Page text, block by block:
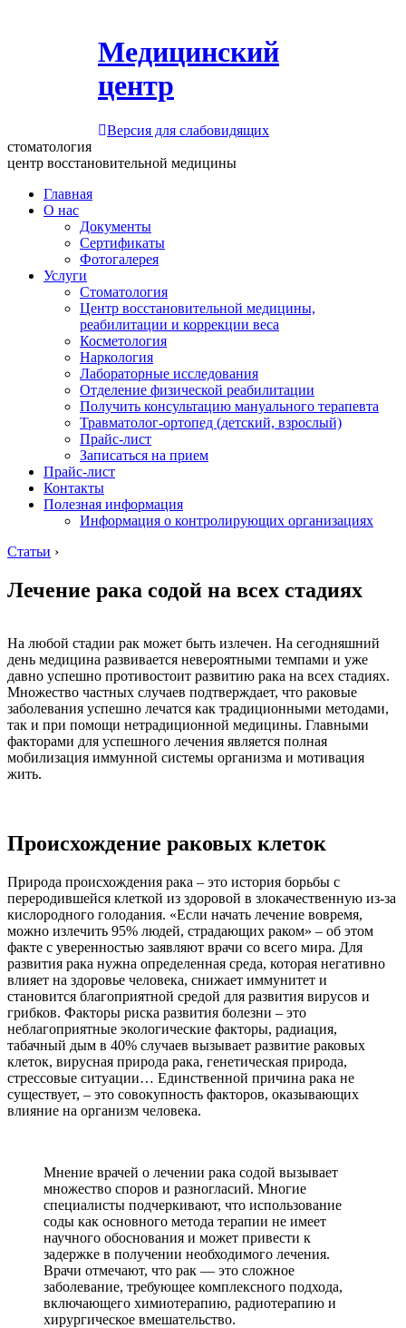
Медицинский
центр
Версия для слабовидящих
стоматология
центр восстановительной медицины
Главная
О нас
Документы
Сертификаты
Фотогалерея
Услуги
Стоматология
Центр восстановительной медицины,
реабилитации и коррекции веса
Косметология
Наркология
Лабораторные исследования
Отделение физической реабилитации
Получить консультацию мануального терапевта
Травматолог-ортопед (детский, взрослый)
Прайс-лист
Записаться на прием
Прайс-лист
Контакты
Полезная информация
Информация о контролирующих организациях
Статьи ›
Лечение рака содой на всех стадиях
На любой стадии рак может быть излечен. На сегодняшний
день медицина развивается невероятными темпами и уже
давно успешно противостоит развитию рака на всех стадиях.
Множество частных случаев подтверждает, что раковые
заболевания успешно лечатся как традиционными методами,
так и при помощи нетрадиционной медицины. Главными
факторами для успешного лечения является полная
мобилизация иммунной системы организма и мотивация
жить.
Происхождение раковых клеток
Природа происхождения рака – это история борьбы с
переродившейся клеткой из здоровой в злокачественную из-за
кислородного голодания. «Если начать лечение вовремя,
можно излечить 95% людей, страдающих раком» – об этом
факте с уверенностью заявляют врачи со всего мира. Для
развития рака нужна определенная среда, которая негативно
влияет на здоровье человека, снижает иммунитет и
становится благоприятной средой для развития вирусов и
грибков. Факторы риска развития болезни – это
неблагоприятные экологические факторы, радиация,
табачный дым в 40% случаев вызывает развитие раковых
клеток, вирусная природа рака, генетическая природа,
стрессовые ситуации… Единственной причина рака не
существует, – это совокупность факторов, оказывающих
влияние на организм человека.
Мнение врачей о лечении рака содой вызывает
множество споров и разногласий. Многие
специалисты подчеркивают, что использование
соды как основного метода терапии не имеет
научного обоснования и может привести к
задержке в получении необходимого лечения.
Врачи отмечают, что рак — это сложное
заболевание, требующее комплексного подхода,
включающего химиотерапию, радиотерапию и
хирургическое вмешательство.